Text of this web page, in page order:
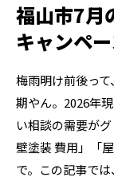
福山市7月
キャンペ
梅雨明け前後っ
期やん。2026年現
い相談の需要が
壁塗装 費用」「
で。この記事では